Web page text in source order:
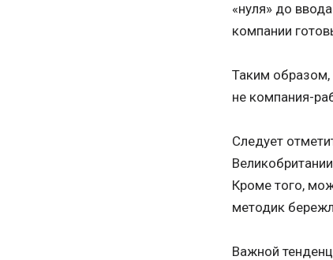
«нуля» до
компании
Таким образом,
не компания-
Следует
Кроме того,
методик
Важной